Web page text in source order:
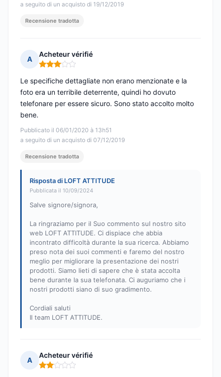
a seguito di un acquisto di 19/12/2019
Recensione tradotta
A
Acheteur vérifié
Nota: 3 su 5
Pubblicato il 06/01/2020 à 13h51
a seguito di un acquisto di 07/12/2019
Le specifiche dettagliate non erano menzionate e la
foto era un terribile deterrente, quindi ho dovuto
telefonare per essere sicuro. Sono stato accolto molto
bene.
Recensione tradotta
Risposta di LOFT ATTITUDE
Pubblicata il 10/09/2024
Salve signore/signora,
La ringraziamo per il Suo commento sul nostro sito
web LOFT ATTITUDE. Ci dispiace che abbia
incontrato difficoltà durante la sua ricerca. Abbiamo
preso nota dei suoi commenti e faremo del nostro
meglio per migliorare la presentazione dei nostri
prodotti. Siamo lieti di sapere che è stata accolta
bene durante la sua telefonata. Ci auguriamo che i
nostri prodotti siano di suo gradimento.
Cordiali saluti
Il team LOFT ATTITUDE.
A
Acheteur vérifié
Nota: 2 su 5